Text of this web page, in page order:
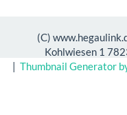
(C)
Kohlwiesen 1
| Thumbnail Generator